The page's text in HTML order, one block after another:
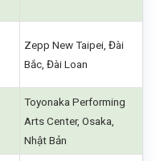
Zepp New Taipei, Đài
Bắc, Đài Loan
Toyonaka Performing
Arts Center, Osaka,
Nhật Bản